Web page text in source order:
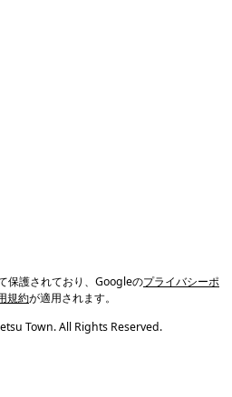
保護されており、Googleのプライバシーポ
規約が適用されます。
Town. All Rights Reserved.